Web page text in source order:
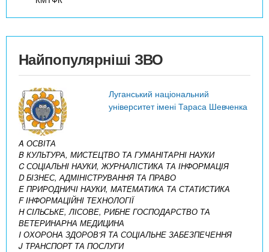
Найпопулярніші ЗВО
Луганський національний
університет імені Тараса Шевченка
A ОСВІТА
B КУЛЬТУРА, МИСТЕЦТВО ТА ГУМАНІТАРНІ НАУКИ
C СОЦІАЛЬНІ НАУКИ, ЖУРНАЛІСТИКА ТА ІНФОРМАЦІЯ
D БІЗНЕС, АДМІНІСТРУВАННЯ ТА ПРАВО
E ПРИРОДНИЧІ НАУКИ, МАТЕМАТИКА ТА СТАТИСТИКА
F ІНФОРМАЦІЙНІ ТЕХНОЛОГІЇ
H СІЛЬСЬКЕ, ЛІСОВЕ, РИБНЕ ГОСПОДАРСТВО ТА
ВЕТЕРИНАРНА МЕДИЦИНА
I ОХОРОНА ЗДОРОВ’Я ТА СОЦІАЛЬНЕ ЗАБЕЗПЕЧЕННЯ
J ТРАНСПОРТ ТА ПОСЛУГИ